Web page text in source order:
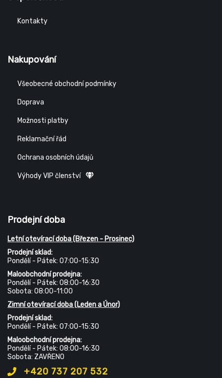
Kontakty
Nakupování
Všeobecné obchodní podmínky
Doprava
Možnosti platby
Reklamační řád
Ochrana osobních údajů
Výhody VIP členství
Prodejní doba
Letní otevírací doba (Březen - Prosinec)
Prodejní sklad:
Pondělí - Pátek: 07:00-15:30
Maloobchodní prodejna:
Pondělí - Pátek: 08:00-16:30
Sobota: 08:00-11:00
Zimní otevírací doba (Leden a Únor)
Prodejní sklad:
Pondělí - Pátek: 07:00-15:30
Maloobchodní prodejna:
Pondělí - Pátek: 08:00-16:30
Sobota: ZAVŘENO
+420 737 207 532